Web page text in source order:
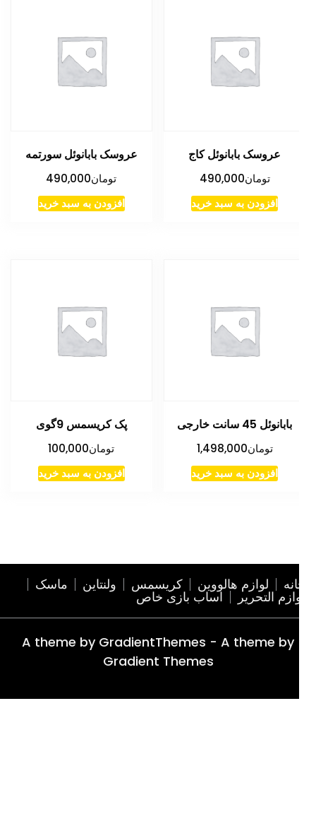
عروسک بابانوئل کاج
تومان490,000
افزودن به سبد خرید
عروسک بابانوئل سورتمه
تومان490,000
افزودن به سبد خرید
بابانوئل 45 سانت خارجی
تومان1,498,000
افزودن به سبد خرید
پک کریسمس 9گوی
تومان100,000
افزودن به سبد خرید
لوازم هالووین کریسمس ولنتاین ماسک
التحریر اساب بازی خاص
A theme by GradientThemes - A theme by
Gradient Themes